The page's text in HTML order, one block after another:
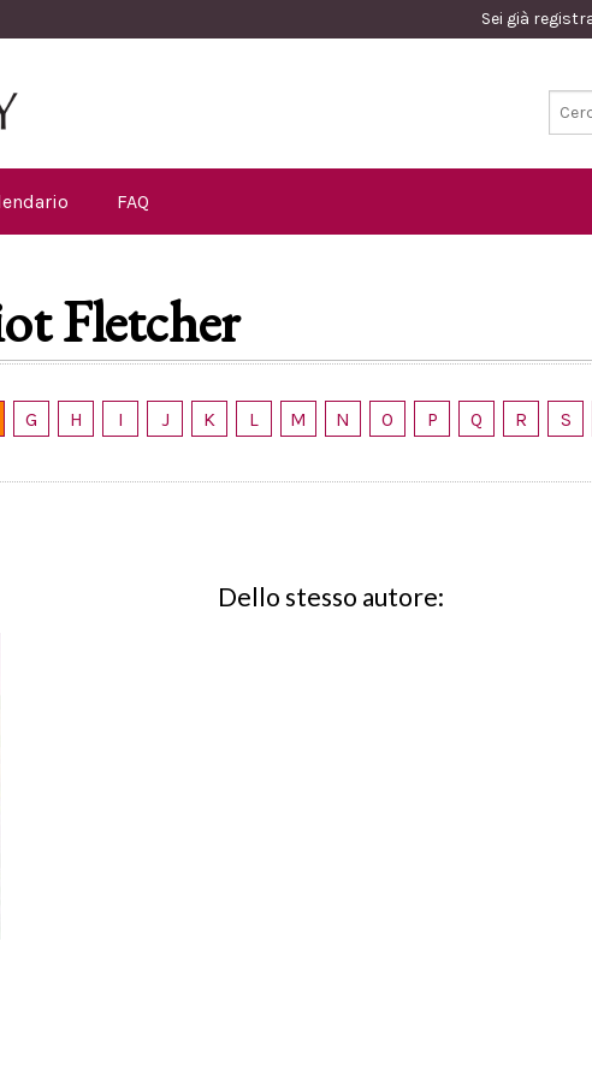
Sei già
FAQ
Fletcher
G H I J K L M N O P Q R S
Dello stesso autore: